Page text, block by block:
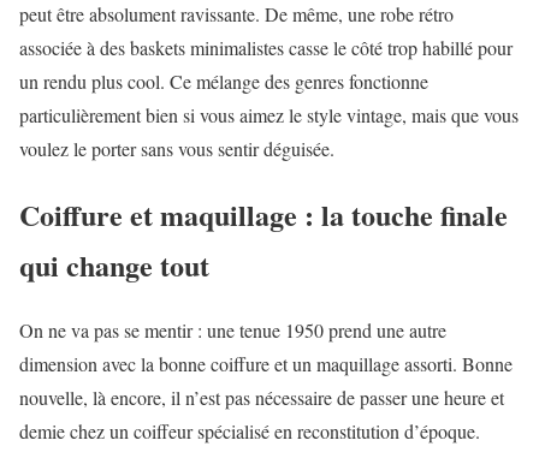
peut être absolument ravissante. De même, une robe rétro
associée à des baskets minimalistes casse le côté trop habillé pour
un rendu plus cool. Ce mélange des genres fonctionne
particulièrement bien si vous aimez le style vintage, mais que vous
voulez le porter sans vous sentir déguisée.
Coiffure et maquillage : la touche finale
qui change tout
On ne va pas se mentir : une tenue 1950 prend une autre
dimension avec la bonne coiffure et un maquillage assorti. Bonne
nouvelle, là encore, il n’est pas nécessaire de passer une heure et
demie chez un coiffeur spécialisé en reconstitution d’époque.